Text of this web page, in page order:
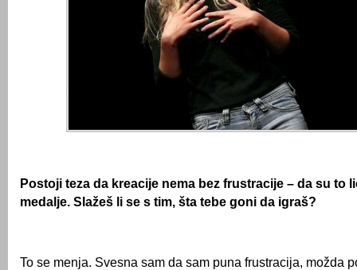
Postoji teza da kreacije nema bez frustracije – da su to
medalje. Slažeš li se s tim, šta tebe goni da igraš?
To se menja. Svesna sam da sam puna frustracija, možda